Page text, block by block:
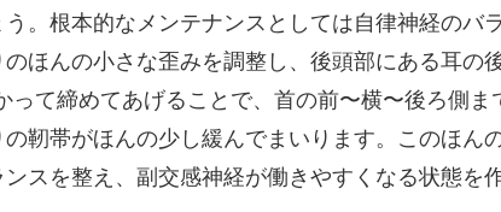
。根本的なメンテナンスとしては自律神経のバ
ほんの小さな歪みを調整し、後頭部にある耳の
って締めてあげることで、首の前〜横〜後ろ側ま
靭帯がほんの少し緩んでまいります。このほん
スを整え、副交感神経が働きやすくなる状態を作